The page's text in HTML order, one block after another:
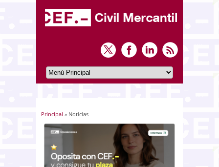
Usted está aquí
Principal » Noticias